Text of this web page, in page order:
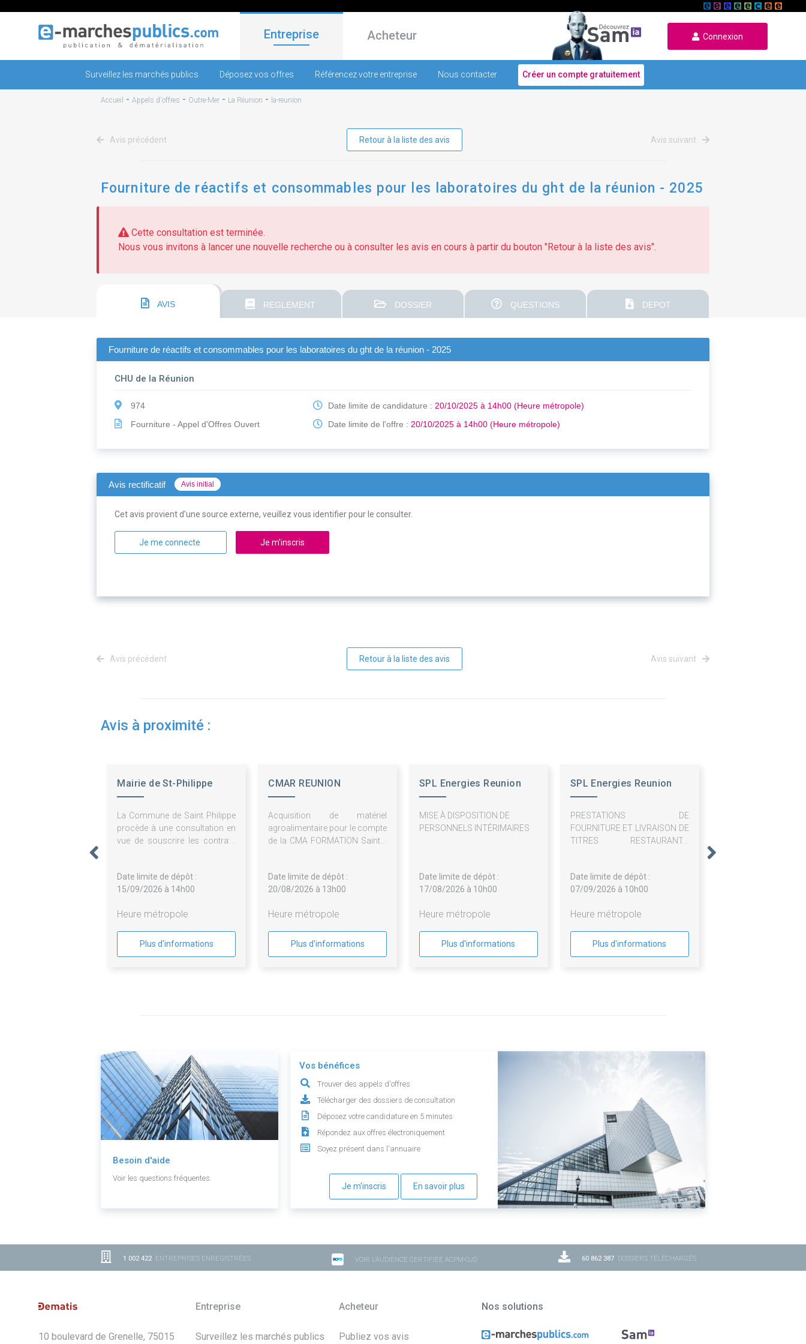
Entreprise Acheteur Connexion
Surveillez les marchés publics Déposez vos offres Référencez votre entreprise Nous contacter Créer un compte gratuitement
Accueil - Appels d'offres - Outre-Mer - La Réunion - la-reunion
Avis précédent Retour à la liste des avis Avis suivant
Fourniture de réactifs et consommables pour les laboratoires du ght de la réunion - 2025
Cette consultation est terminée.
Nous vous invitons à lancer une nouvelle recherche ou à consulter les avis en cours à partir du bouton "Retour à la liste des avis".
AVIS REGLEMENT DOSSIER QUESTIONS DEPOT
Fourniture de réactifs et consommables pour les laboratoires du ght de la réunion - 2025
CHU de la Réunion
974
Fourniture - Appel d'Offres Ouvert
Date limite de candidature :20/10/2025 à 14h00 (Heure métropole)
Date limite de l'offre :20/10/2025 à 14h00 (Heure métropole)
Avis rectificatif Avis initial
Cet avis provient d'une source externe, veuillez vous identifier pour le consulter.
Je me connecte Je m'inscris
Avis précédent Retour à la liste des avis Avis suivant
Avis à proximité :
Mairie de St-Philippe
La Commune de Saint Philippe
procède à une consultation en
vue de souscrire les contrats
3 lots.
Date limite de dépôt :
15/09/2026 à 14h00
Heure métropole
Plus d'informations
CMAR REUNION
Acquisition de matériel
agroalimentaire pour le compte
de la CMA FORMATION Sainte-
Métiers et de l'Artisanat de la
Réunion - relance marché 19-
Date limite de dépôt :
20/08/2026 à 13h00
Heure métropole
Plus d'informations
SPL Energies Reunion
MISE À DISPOSITION DE
PERSONNELS INTÉRIMAIRES
Date limite de dépôt :
17/08/2026 à 10h00
Heure métropole
Plus d'informations
SPL Energies Reunion
PRESTATIONS DE
FOURNITURE ET LIVRAISON DE
TITRES RESTAURANTS
Date limite de dépôt :
07/09/2026 à 10h00
Heure métropole
Plus d'informations
Besoin d'aide
Voir les questions fréquentes.
Vos bénéfices
Trouver des appels d'offres
Télécharger des dossiers de consultation
Déposez votre candidature en 5 minutes
Répondez aux offres électroniquement
Soyez présent dans l'annuaire
Je m'inscris En savoir plus
1 002 422ENTREPRISES ENREGISTRÉES VOIR L'AUDIENCE CERTIFIÉE ACPM-OJD 60 862 387 DOSSIERS TÉLÉCHARGÉS
10 boulevard de Grenelle, 75015
Entreprise
Surveillez les marchés publics
Acheteur
Publiez vos avis
Nos solutions